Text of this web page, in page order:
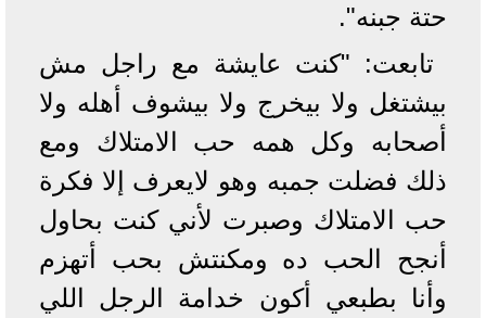
حتة جبنه".
تابعت: "كنت عايشة مع راجل مش
بيشتغل ولا بيخرج ولا بيشوف أهله ولا
أصحابه وكل همه حب الامتلاك ومع
ذلك فضلت جمبه وهو لايعرف إلا فكرة
حب الامتلاك وصبرت لأني كنت بحاول
أنجح الحب ده ومكنتش بحب أتهزم
وأنا بطبعي أكون خدامة الرجل اللي